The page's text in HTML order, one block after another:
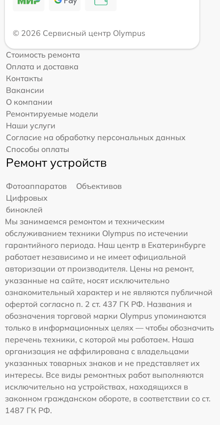
© 2026 Сервисный центр Olympus
Стоимость ремонта
Оплата и доставка
Контакты
Вакансии
О компании
Ремонтируемые модели
Наши услуги
Согласие на обработку персональных данных
Способы оплаты
Ремонт устройств
Фотоаппаратов
Объективов
Цифровых
биноклей
Мы занимаемся ремонтом и техническим
обслуживанием техники Olympus по истечении
гарантийного периода. Наш центр в Екатеринбурге
работает независимо и не имеет официальной
авторизации от производителя. Цены на ремонт,
указанные на сайте, носят исключительно
ознакомительный характер и не являются публичной
офертой согласно п. 2 ст. 437 ГК РФ. Названия и
обозначения торговой марки Olympus упоминаются
только в информационных целях — чтобы обозначить
перечень техники, с которой мы работаем. Наша
организация не аффилирована с владельцами
указанных товарных знаков и не представляет их
интересы. Все виды ремонтных работ выполняются
исключительно на устройствах, находящихся в
законном гражданском обороте, в соответствии со ст.
1487 ГК РФ.